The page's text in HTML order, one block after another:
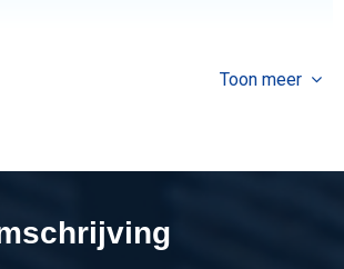
304L 50x50x5 ca 3 mtr getrokken
Toon meer